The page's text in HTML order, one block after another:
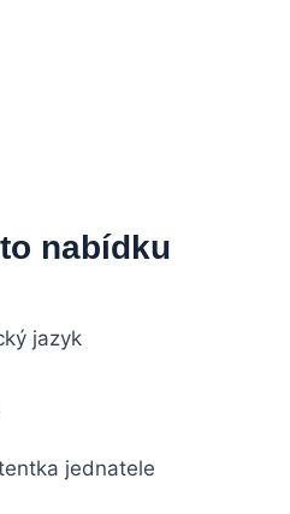
nabídku
jazyk
jednatele